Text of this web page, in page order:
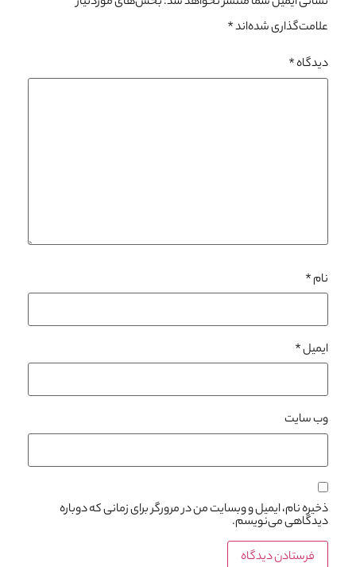
علامت‌گذاری شده‌اند*
دیدگاه*
نام*
ایمیل*
وب‌ سایت
ذخیره نام، ایمیل و وبسایت من در مرورگر برای زمانی که دوباره
دیدگاهی می‌نویسم.